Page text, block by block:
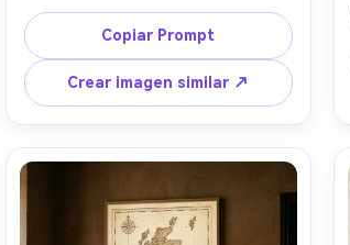
estampadas, bordes de papel
rasgados y pequeñas leyendas de
fechas, dispuestas en una cuadrícula
limpia de póster con borde ancho,
presentado en flatlay sobre mesa
junto a corcho y piedras de whisky,
50mm vista superior, luz suave de
legible --ar 4:5
Copiar Prompt
Crear imagen similar ↗